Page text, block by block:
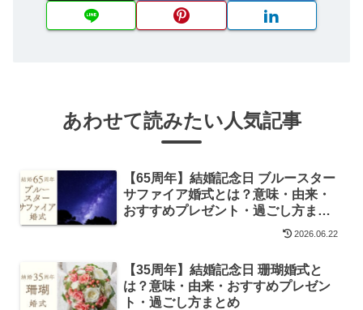
あわせて読みたい人気記事
【65周年】結婚記念日 ブルースター
サファイア婚式とは？意味・由来・
おすすめプレゼント・過ごし方まと
2026.06.22
【35周年】結婚記念日 珊瑚婚式と
は？意味・由来・おすすめプレゼン
ト・過ごし方まとめ